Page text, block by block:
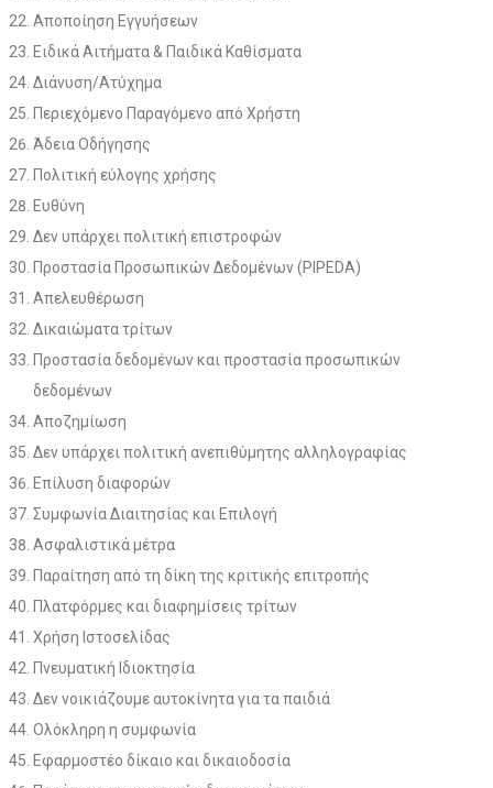
Αποποίηση Εγγυήσεων
Ειδικά Αιτήματα & Παιδικά Καθίσματα
Διάνυση/Ατύχημα
Περιεχόμενο Παραγόμενο από Χρήστη
Άδεια Οδήγησης
Πολιτική εύλογης χρήσης
Ευθύνη
Δεν υπάρχει πολιτική επιστροφών
Προστασία Προσωπικών Δεδομένων (PIPEDA)
Απελευθέρωση
Δικαιώματα τρίτων
Προστασία δεδομένων και προστασία προσωπικών
δεδομένων
Αποζημίωση
Δεν υπάρχει πολιτική ανεπιθύμητης αλληλογραφίας
Επίλυση διαφορών
Συμφωνία Διαιτησίας και Επιλογή
Ασφαλιστικά μέτρα
Παραίτηση από τη δίκη της κριτικής επιτροπής
Πλατφόρμες και διαφημίσεις τρίτων
Χρήση Ιστοσελίδας
Πνευματική Ιδιοκτησία
Δεν νοικιάζουμε αυτοκίνητα για τα παιδιά
Ολόκληρη η συμφωνία
Εφαρμοστέο δίκαιο και δικαιοδοσία